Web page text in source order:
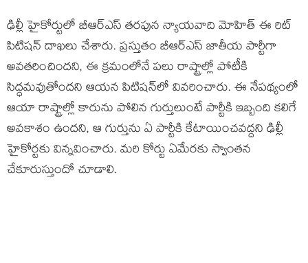
ఢిల్లీ హైకోర్టులో బీఆర్ఎస్ తరపున న్యాయవాది మోహిత్ ఈ రిట్
పిటిషన్ దాఖలు చేశారు. ప్రస్తుతం బీఆర్ఎస్ జాతీయ పార్టీగా
అవతరించింద‌ని, ఈ క్రమంలోనే పలు రాష్ట్రాల్లో పోటీకి
సిద్ధమవుతోందని ఆయ‌న పిటిష‌న్‌లో వివ‌రించారు. ఈ నేపథ్యంలో
ఆయా రాష్ట్రాల్లో కారును పోలిన గుర్తులుంటే పార్టీకి ఇబ్బంది కలిగే
అవకాశం ఉందని, ఆ గుర్తును ఏ పార్టీకి కేటాయించవద్దని ఢిల్లీ
హైకోర్టకు విన్న‌వించారు. మ‌రి కోర్టు ఏమేర‌కు స్వాంతన
చేకూరుస్తుందో చూడాలి.